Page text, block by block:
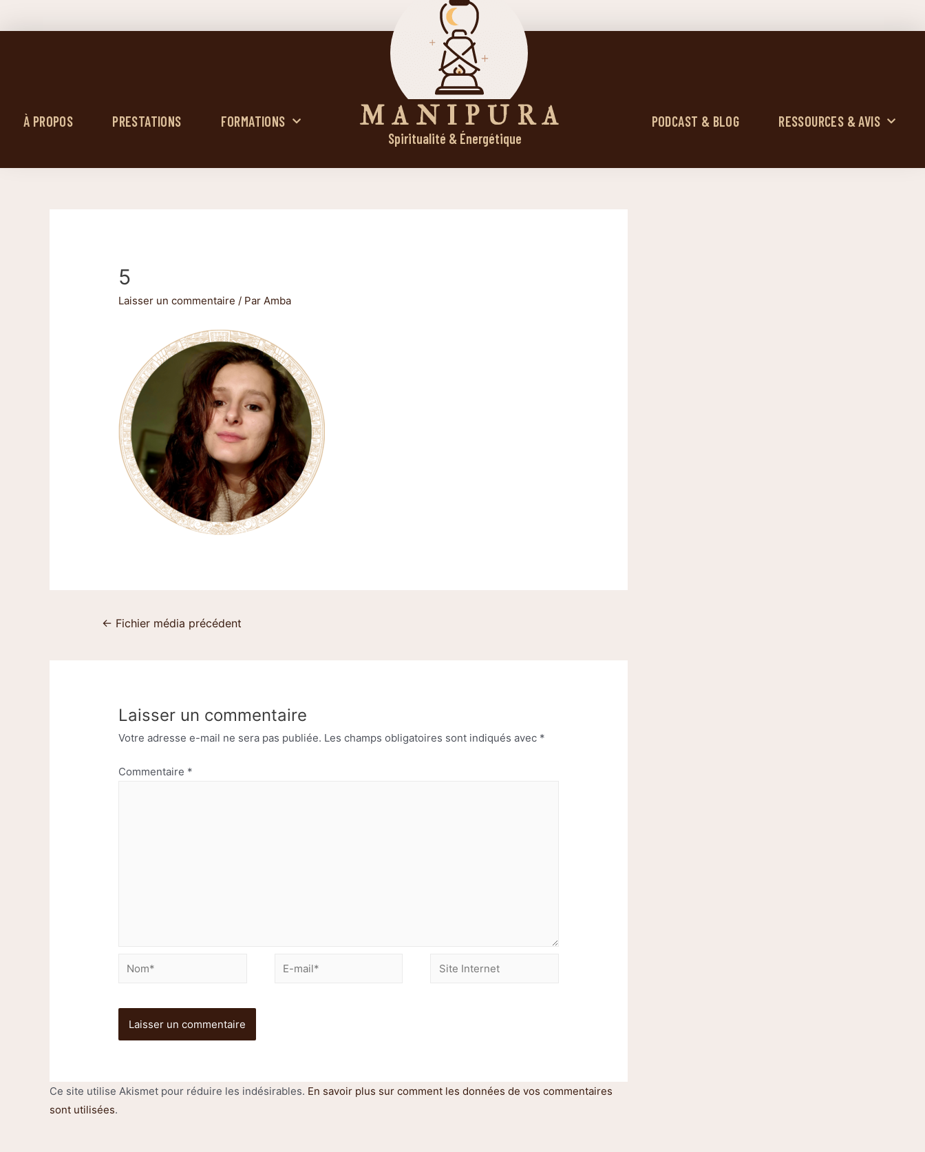
À PROPOS PRESTATIONS FORMATIONS M A N I P U R A PODCAST & BLOG
RESSOURCES & AVIS
Spiritualité & Énergétique
5
Laisser un commentaire / ParAmba
← Fichier média précédent
Laisser un commentaire
Votre adresse e-mail ne sera pas publiée. Les champs obligatoires sont indiqués avec *
Commentaire *
Ce site utilise Akismet pour réduire les indésirables. En savoir plus sur comment les données de vos commentaires
sont utilisées.